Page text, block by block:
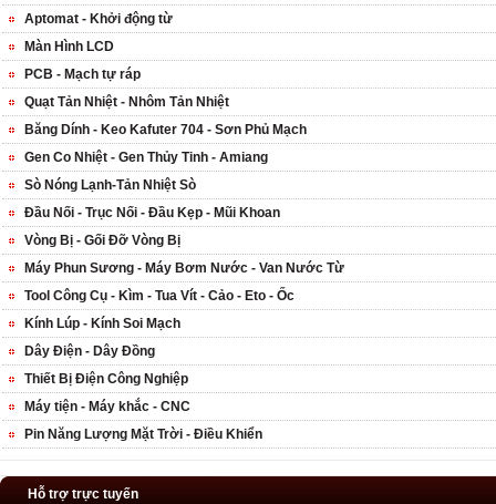
Aptomat - Khởi động từ
Màn Hình LCD
PCB - Mạch tự ráp
Quạt Tản Nhiệt - Nhôm Tản Nhiệt
Băng Dính - Keo Kafuter 704 - Sơn Phủ Mạch
Gen Co Nhiệt - Gen Thủy Tinh - Amiang
Sò Nóng Lạnh-Tản Nhiệt Sò
Đầu Nối - Trục Nối - Đầu Kẹp - Mũi Khoan
Vòng Bị - Gối Đỡ Vòng Bị
Máy Phun Sương - Máy Bơm Nước - Van Nước Từ
Tool Công Cụ - Kìm - Tua Vít - Cảo - Eto - Ốc
Kính Lúp - Kính Soi Mạch
Dây Điện - Dây Đồng
Thiết Bị Điện Công Nghiệp
Máy tiện - Máy khắc - CNC
Pin Năng Lượng Mặt Trời - Điều Khiển
Hỗ trợ trực tuyến